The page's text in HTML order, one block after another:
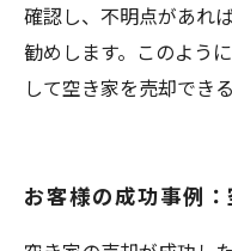
確認し、不明点があれ
勧めします。このよう
して空き家を売却でき
お客様の成功事例